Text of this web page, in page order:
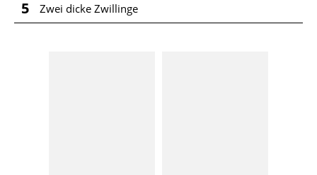
5 Zwei dicke Zwillinge